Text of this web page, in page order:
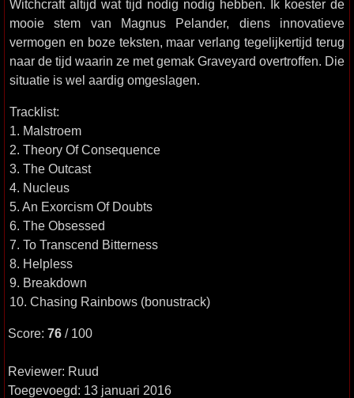
Witchcraft altijd wat tijd nodig nodig hebben. Ik koester de
mooie stem van Magnus Pelander, diens innovatieve
vermogen en boze teksten, maar verlang tegelijkertijd terug
naar de tijd waarin ze met gemak Graveyard overtroffen. Die
situatie is wel aardig omgeslagen.
Tracklist:
1. Malstroem
2. Theory Of Consequence
3. The Outcast
4. Nucleus
5. An Exorcism Of Doubts
6. The Obsessed
7. To Transcend Bitterness
8. Helpless
9. Breakdown
10. Chasing Rainbows (bonustrack)
Score: 76 / 100
Reviewer: Ruud
Toegevoegd: 13 januari 2016